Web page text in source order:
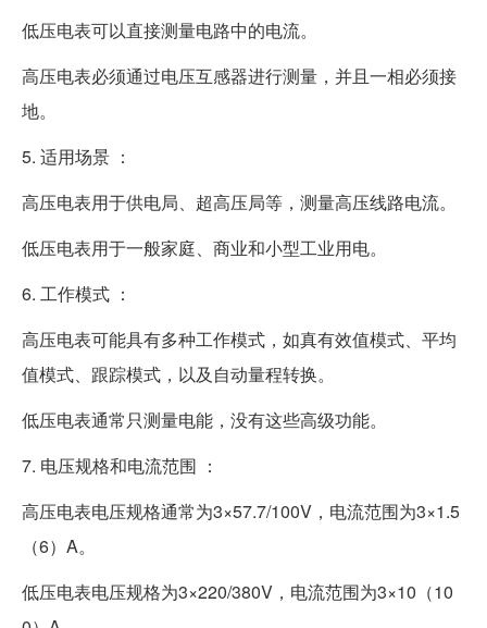
低压电表可以直接测量电路中的电流。
高压电表必须通过电压互感器进行测量，并且一相必须接
地。
5. 适用场景 ：
高压电表用于供电局、超高压局等，测量高压线路电流。
低压电表用于一般家庭、商业和小型工业用电。
6. 工作模式 ：
高压电表可能具有多种工作模式，如真有效值模式、平均
值模式、跟踪模式，以及自动量程转换。
低压电表通常只测量电能，没有这些高级功能。
7. 电压规格和电流范围 ：
高压电表电压规格通常为3×57.7/100V，电流范围为3×1.5
（6）A。
低压电表电压规格为3×220/380V，电流范围为3×10（10